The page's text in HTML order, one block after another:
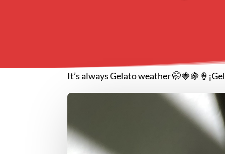
It’s always Gelato weather